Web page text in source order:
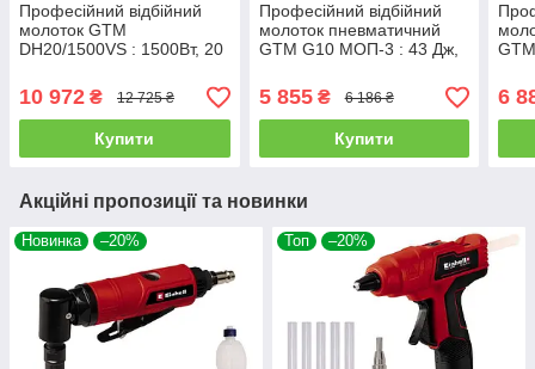
Професійний відбійний
молоток GTM
DH20/1500VS : 1500Вт, 20
(3034)
10 972 ₴ 12 725 ₴
Купити
Професійний відбійний
молоток пневматичний
GTM G10 МОП-3 : 43 Дж,
(39415)
5 855₴ 6 186 ₴
Купити
6
Акційні пропозиції та новинки
Новинка –20% Топ –20%